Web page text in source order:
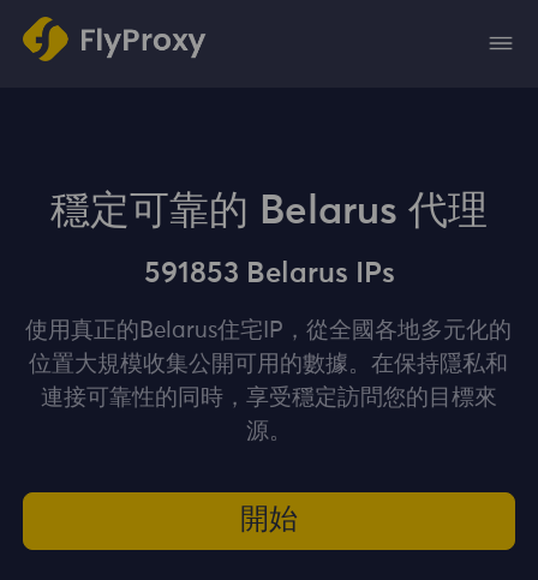
穩定可靠的 Belarus 代理
591853 Belarus IPs
使用真正的Belarus住宅IP，從全國各地多元化的
位置大規模收集公開可用的數據。在保持隱私和
連接可靠性的同時，享受穩定訪問您的目標來
源。
開始